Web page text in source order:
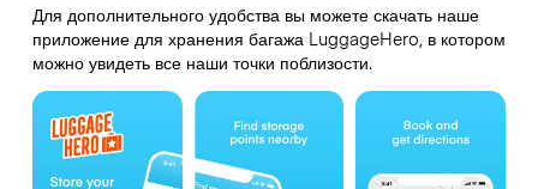
Для дополнительного удобства вы можете скачать наше
приложение для хранения багажа LuggageHero, в котором
можно увидеть все наши точки поблизости.